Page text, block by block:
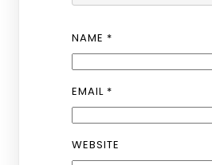
NAME *
EMAIL *
WEBSITE